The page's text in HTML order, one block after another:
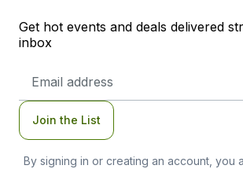
Get hot events and deals delivered
inbox
Address
Join the List
By signing in or creating an account, you